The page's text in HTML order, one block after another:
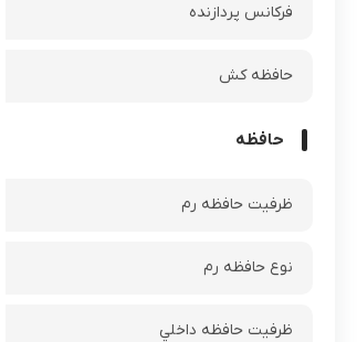
فرکانس پردازنده‌
حافظه کش
حافظه
ظرفيت حافظه رم
نوع حافظه رم
ظرفيت حافظه داخلي